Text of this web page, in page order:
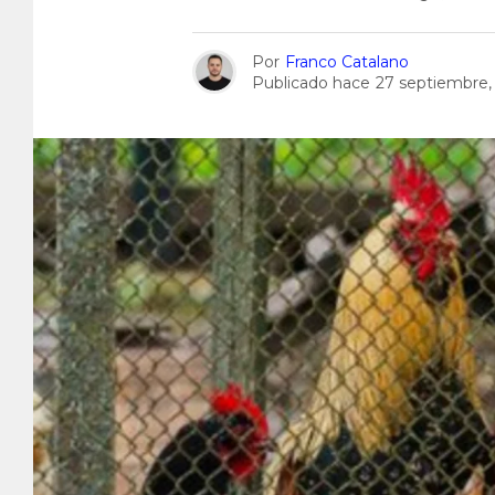
Por Franco Catalano
Publicado hace 27 septiembre,